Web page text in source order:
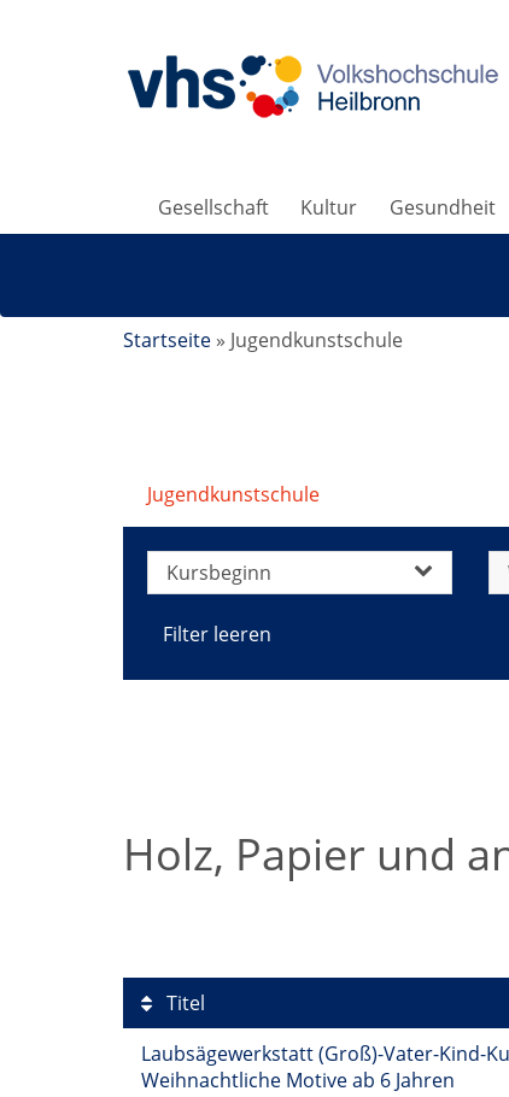
Gesellschaft Kultur Gesundheit
Startseite » Jugendkunstschule
Jugendkunstschule
Kursbeginn
Filter leeren
Holz, Papier und
Titel
Laubsägewerkstatt (Groß)-Vater-Kind-
Weihnachtliche Motive ab 6 Jahren